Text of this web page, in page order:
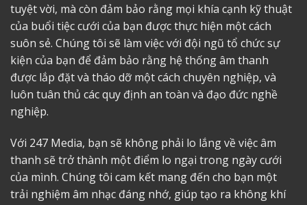
tuyệt vời, mà còn đảm bảo rằng mọi khía cạnh kỹ thuật
của buổi tiệc cưới của bạn được thực hiện một cách
suôn sẻ. Chúng tôi sẽ làm việc với đội ngũ tổ chức sự
kiện của bạn để đảm bảo rằng hệ thống âm thanh
được lắp đặt và tháo dỡ một cách chuyên nghiệp, và
luôn tuân thủ các quy định an toàn và đạo đức nghề
nghiệp.
Với 247 Media, bạn sẽ không phải lo lắng về việc âm
thanh sẽ trở thành một điểm lo ngại trong ngày cưới
của mình. Chúng tôi cam kết mang đến cho bạn một
trải nghiệm âm nhạc đáng nhớ, giúp tạo ra không khí